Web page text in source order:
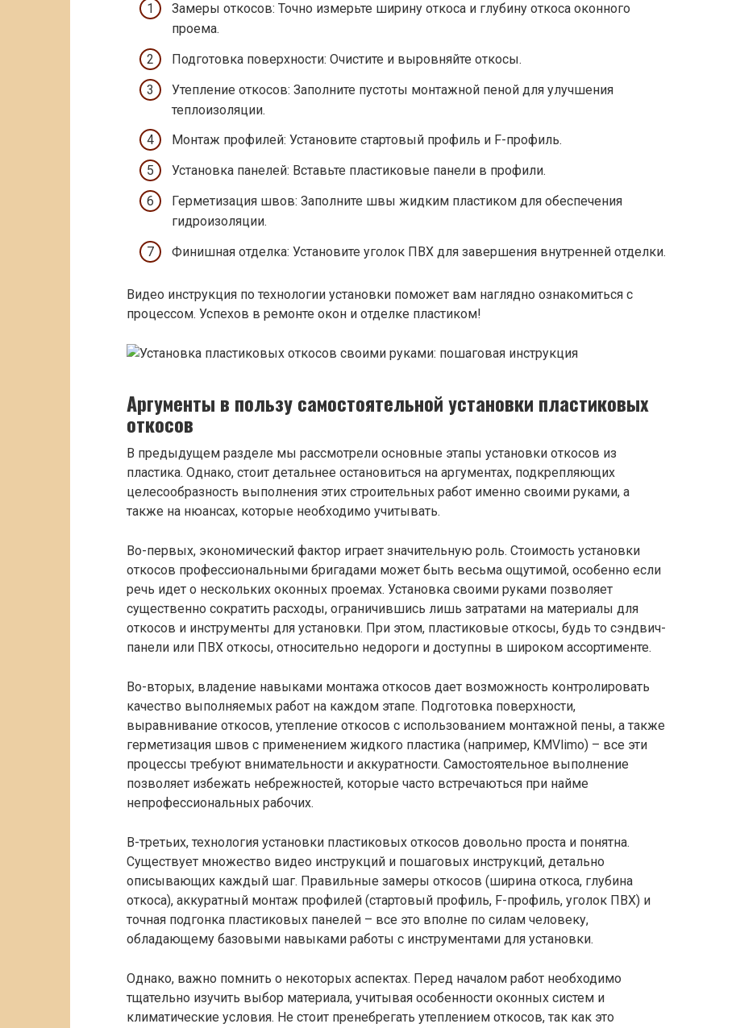
Замеры откосов: Точно измерьте ширину откоса и глубину откоса оконного
проема.
Подготовка поверхности: Очистите и выровняйте откосы.
Утепление откосов: Заполните пустоты монтажной пеной для улучшения
теплоизоляции.
Монтаж профилей: Установите стартовый профиль и F-профиль.
Установка панелей: Вставьте пластиковые панели в профили.
Герметизация швов: Заполните швы жидким пластиком для обеспечения
гидроизоляции.
Финишная отделка: Установите уголок ПВХ для завершения внутренней отделки.
Видео инструкция по технологии установки поможет вам наглядно ознакомиться с
процессом. Успехов в ремонте окон и отделке пластиком!
Аргументы в пользу самостоятельной установки пластиковых
откосов
В предыдущем разделе мы рассмотрели основные этапы установки откосов из
пластика. Однако, стоит детальнее остановиться на аргументах, подкрепляющих
целесообразность выполнения этих строительных работ именно своими руками, а
также на нюансах, которые необходимо учитывать.
Во-первых, экономический фактор играет значительную роль. Стоимость установки
откосов профессиональными бригадами может быть весьма ощутимой, особенно если
речь идет о нескольких оконных проемах. Установка своими руками позволяет
существенно сократить расходы, ограничившись лишь затратами на материалы для
откосов и инструменты для установки. При этом, пластиковые откосы, будь то сэндвич-
панели или ПВХ откосы, относительно недороги и доступны в широком ассортименте.
Во-вторых, владение навыками монтажа откосов дает возможность контролировать
качество выполняемых работ на каждом этапе. Подготовка поверхности,
выравнивание откосов, утепление откосов с использованием монтажной пены, а также
герметизация швов с применением жидкого пластика (например, KMVlimo) – все эти
процессы требуют внимательности и аккуратности. Самостоятельное выполнение
позволяет избежать небрежностей, которые часто встречаються при найме
непрофессиональных рабочих.
В-третьих, технология установки пластиковых откосов довольно проста и понятна.
Существует множество видео инструкций и пошаговых инструкций, детально
описывающих каждый шаг. Правильные замеры откосов (ширина откоса, глубина
откоса), аккуратный монтаж профилей (стартовый профиль, F-профиль, уголок ПВХ) и
точная подгонка пластиковых панелей – все это вполне по силам человеку,
обладающему базовыми навыками работы с инструментами для установки.
Однако, важно помнить о некоторых аспектах. Перед началом работ необходимо
тщательно изучить выбор материала, учитывая особенности оконных систем и
климатические условия. Не стоит пренебрегать утеплением откосов, так как это